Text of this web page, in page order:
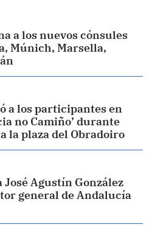
a los nuevos cónsules
Múnich, Marsella,
a los participantes en
no Camiño’ durante
la plaza del Obradoiro
Agustín González
general de Andalucía